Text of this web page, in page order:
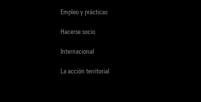
Empleo y prácticas
Hacerse socio
Internacional
La acción territorial